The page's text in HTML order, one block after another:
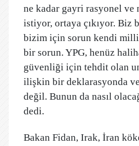
ne kadar gayri rasyonel ve
istiyor, ortaya çıkıyor. Biz
bizim için sorun kendi
bir sorun. YPG, henüz
güvenliği için tehdit olan
ilişkin bir deklarasyonda
değil. Bunun da nasıl
dedi.
Bakan Fidan, Irak, İran